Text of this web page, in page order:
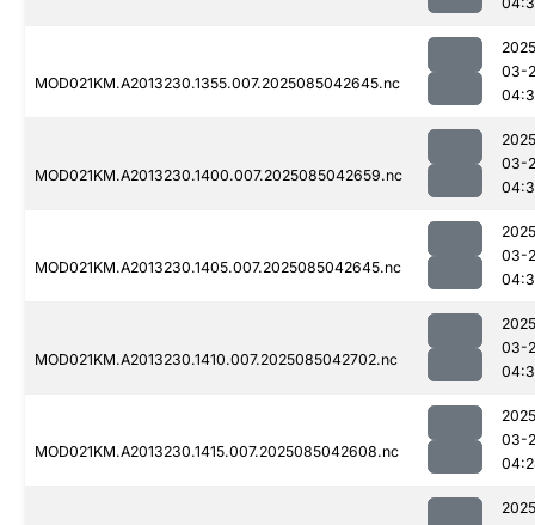
MOD021KM.A2013230.1355.007.2025085042645.nc
03-
MOD021KM.A2013230.1400.007.2025085042659.nc
03-
MOD021KM.A2013230.1405.007.2025085042645.nc
03-
MOD021KM.A2013230.1410.007.2025085042702.nc
03-
MOD021KM.A2013230.1415.007.2025085042608.nc
03-